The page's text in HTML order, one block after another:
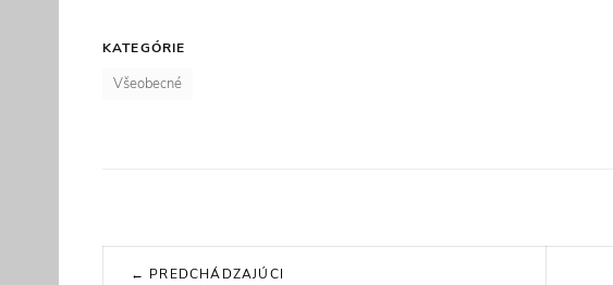
KATEGÓRIE
Všeobecné
Navigácia
← PREDCHÁDZAJÚCI